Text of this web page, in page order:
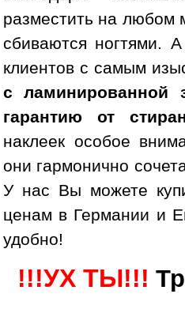
разместить на любом
сбиваются ногтями.
клиентов с самым
с ламинированной
гарантию от
наклеек особое
они гармонично
У нас Вы можете
ценам в Германии и
удобно!
!!!УХ ТЫ!!!